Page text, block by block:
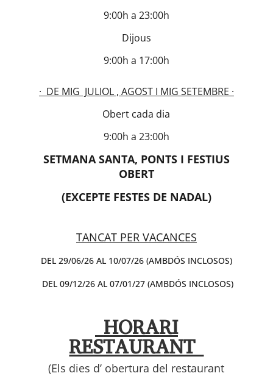
9:00h a 23:00h
Dijous
9:00h a 17:00h
· DE MIG JULIOL , AGOST I MIG SETEMBRE ·
Obert cada dia
9:00h a 23:00h
SETMANA SANTA, PONTS I FESTIUS
OBERT
(EXCEPTE FESTES DE NADAL)
TANCAT PER VACANCES
DEL 29/06/26 AL 10/07/26 (AMBDÓS INCLOSOS)
DEL 09/12/26 AL 07/01/27 (AMBDÓS INCLOSOS)
HORARI
RESTAURANT
(Els dies d’ obertura del restaurant